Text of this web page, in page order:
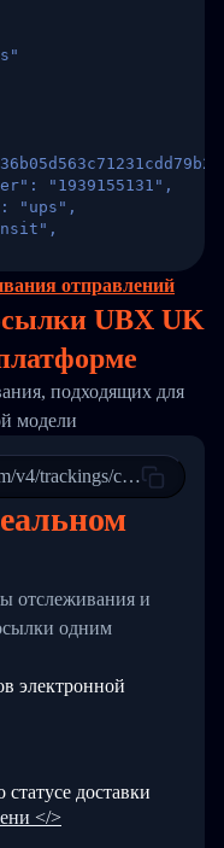
"1939155131",
"ups",
2,
03-08 04: 22: 00",
"Departed
03-06 15:28:00",
"Shipment
"BEIJING-
отправлений
UBX UK
подходящих для
модели
v4/trackings/create
отслеживания и
одним
электронной
доставки
</>